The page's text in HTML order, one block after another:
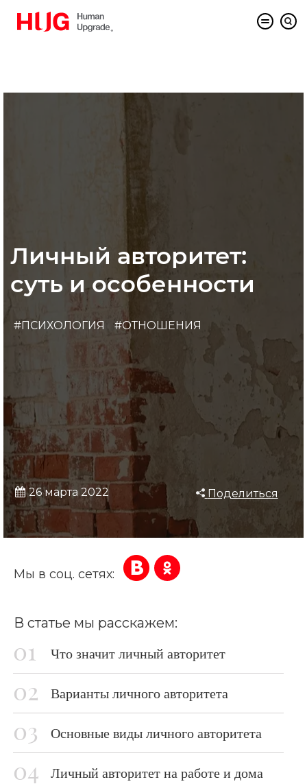
Личный авторитет:
суть и особенности
#ПСИХОЛОГИЯ #ОТНОШЕНИЯ
26 марта 2022 Поделиться
Мы в соц. сетях:
В статье мы расскажем:
Что значит личный авторитет
Варианты личного авторитета
Основные виды личного авторитета
Личный авторитет на работе и дома